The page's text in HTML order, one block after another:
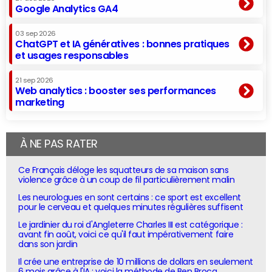
Google Analytics GA4
03 sep 2026
ChatGPT et IA génératives : bonnes pratiques
et usages responsables
21 sep 2026
Web analytics : booster ses performances
marketing
À NE PAS RATER
Ce Français déloge les squatteurs de sa maison sans
violence grâce à un coup de fil particulièrement malin
Les neurologues en sont certains : ce sport est excellent
pour le cerveau et quelques minutes régulières suffisent
Le jardinier du roi d'Angleterre Charles III est catégorique :
avant fin août, voici ce qu'il faut impérativement faire
dans son jardin
Il crée une entreprise de 10 millions de dollars en seulement